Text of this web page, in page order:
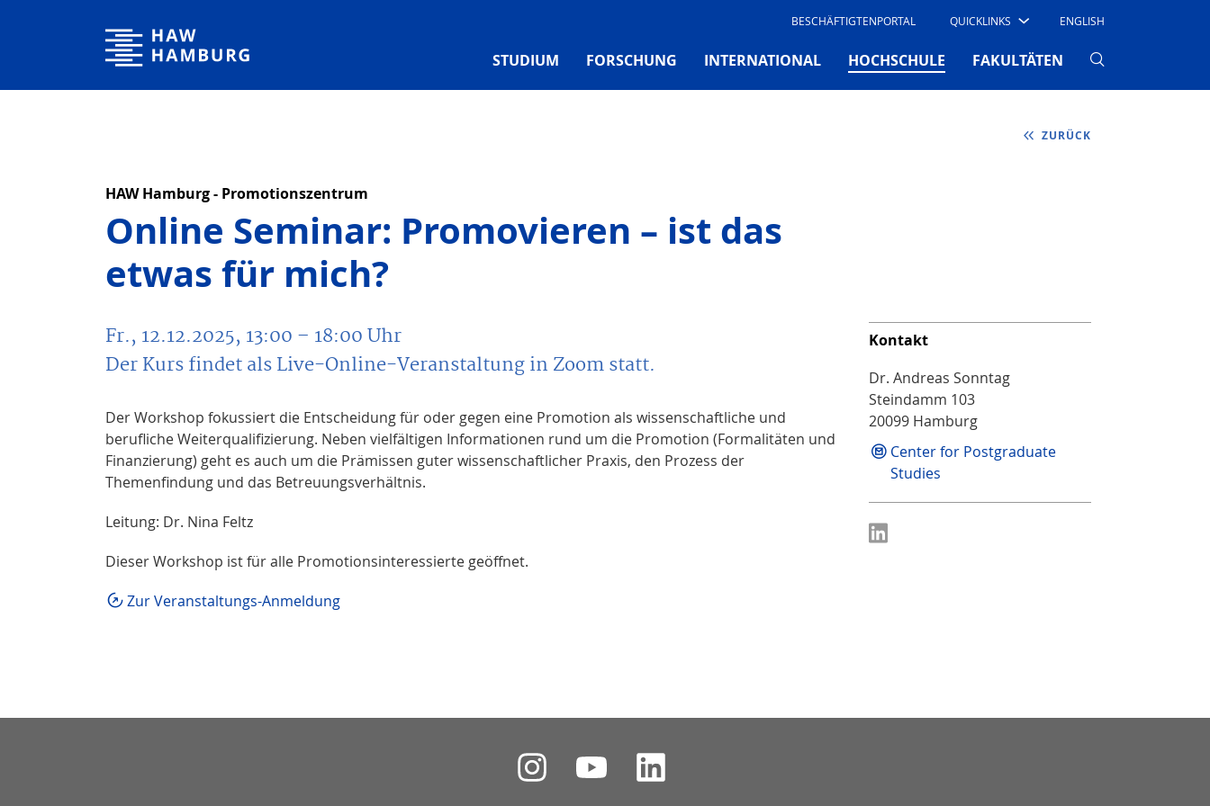
Hochschule für Angewandte Wissenschaften Hamburg BESCHÄFTIGTENPORTAL QUICKLINKS ENGLISH
STUDIUM FORSCHUNG INTERNATIONAL HOCHSCHULE (CURRENT)
FAKULTÄTEN
ZURÜCK
HAW Hamburg - Promotionszentrum
Online Seminar: Promovieren – ist das
etwas für mich?
Fr., 12.12.2025, 13:00 – 18:00Uhr
Der Kurs findet als Live-Online-Veranstaltung in Zoom statt.
Der Workshop fokussiert die Entscheidung für oder gegen eine Promotion als wissenschaftliche und
berufliche Weiterqualifizierung. Neben vielfältigen Informationen rund um die Promotion (Formalitäten und
Finanzierung) geht es auch um die Prämissen guter wissenschaftlicher Praxis, den Prozess der
Themenfindung und das Betreuungsverhältnis.
Leitung: Dr. Nina Feltz
Dieser Workshop ist für alle Promotionsinteressierte geöffnet.
Zur Veranstaltungs-Anmeldung
Kontakt
Dr. Andreas Sonntag
Steindamm 103
20099 Hamburg
Center for Postgraduate
Studies